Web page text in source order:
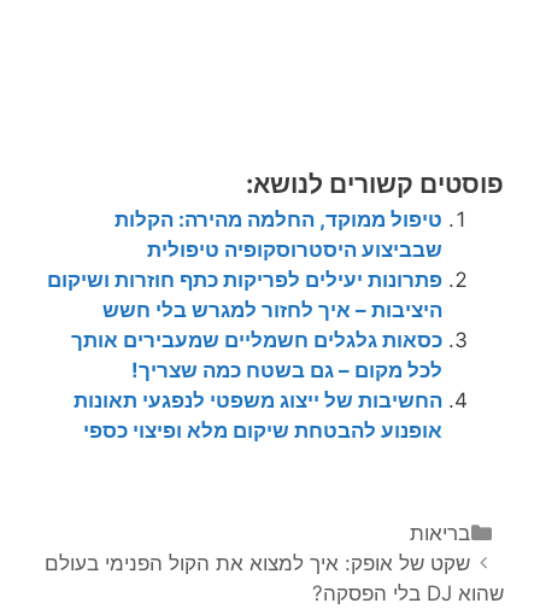
פוסטים קשורים לנושא:
טיפול ממוקד, החלמה מהירה: הקלות
שבביצוע היסטרוסקופיה טיפולית
פתרונות יעילים לפריקות כתף חוזרות ושיקום
היציבות – איך לחזור למגרש בלי חשש
כסאות גלגלים חשמליים שמעבירים אותך
לכל מקום – גם בשטח כמה שצריך!
החשיבות של ייצוג משפטי לנפגעי תאונות
אופנוע להבטחת שיקום מלא ופיצוי כספי
קטגוריות
בריאות
ניווט
פוסטים
שקט של אופק: איך למצוא את הקול הפנימי בעולם
שהוא DJ בלי הפסקה?